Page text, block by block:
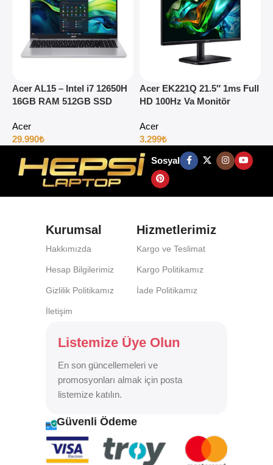
Acer AL15 – Intel i7 12650H
16GB RAM 512GB SSD
Acer
29.990₺
Acer EK221Q 21.5″ 1ms Full
HD 100Hz Va Monitör
Acer
3.299₺
Sosyal
Kurumsal
Hakkımızda
Hesap Bilgilerimiz
Gizlilik Politikamız
İletişim
Hizmetlerimiz
Kargo ve Teslimat
Kargo Politikamız
İade Politikamız
Listemize Üye Olun
En son güncellemeleri ve
promosyonları almak için posta
listemize katılın.
Güvenli Ödeme